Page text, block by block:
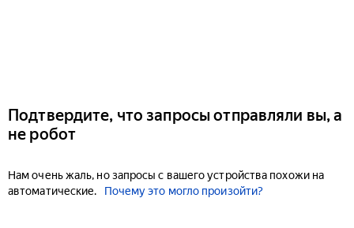
Подтвердите, что запросы отправляли вы, а
не робот
Нам очень жаль, но запросы с вашего устройства похожи на
автоматические.
Почему это могло произойти?